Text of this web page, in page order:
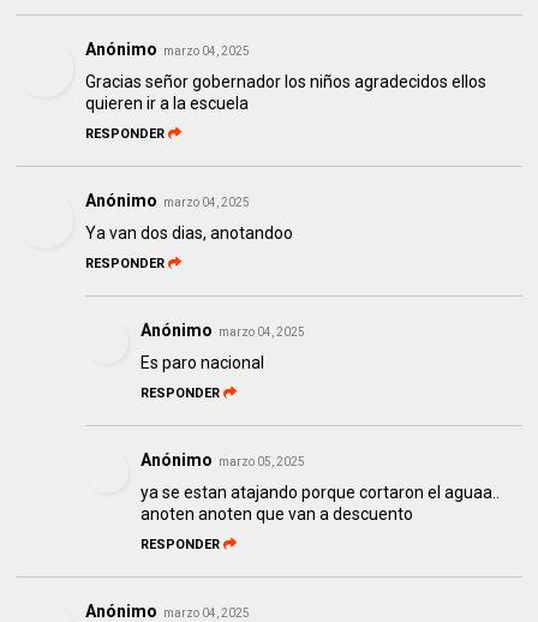
Anónimo marzo 04, 2025
Gracias señor gobernador los niños agradecidos ellos
quieren ir a la escuela
RESPONDER
Anónimo marzo 04, 2025
Ya van dos dias, anotandoo
RESPONDER
Anónimo marzo 04, 2025
Es paro nacional
RESPONDER
Anónimo marzo 05, 2025
ya se estan atajando porque cortaron el aguaa..
anoten anoten que van a descuento
RESPONDER
Anónimo marzo 04, 2025